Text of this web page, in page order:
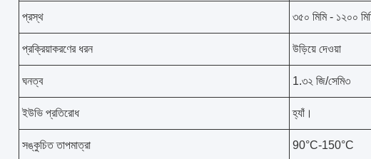
প্রস্থ ৩৫০ মিমি - ১২০০
প্রক্রিয়াকরণের ধরন উড়িয়ে দেওয়া
ঘনত্ব 1.৩২ জি/সেমি৩
ইউভি প্রতিরোধ হ্যাঁ।
সঙ্কুচিত তাপমাত্রা 90°C-150°C